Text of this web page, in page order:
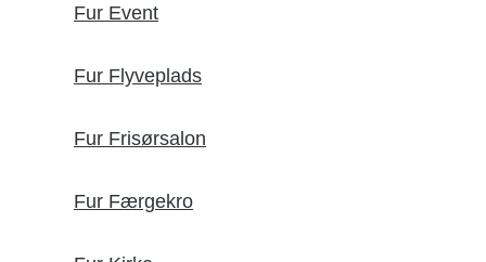
Fur Event
Fur Flyveplads
Fur Frisørsalon
Fur Færgekro